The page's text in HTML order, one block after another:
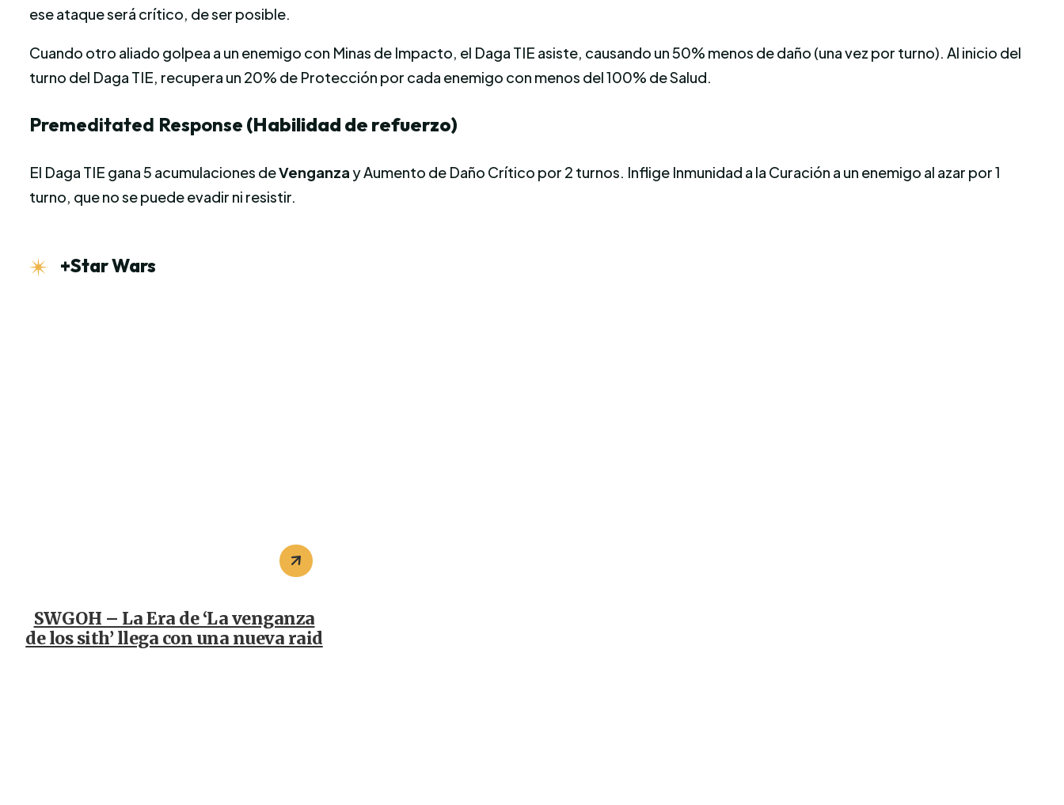
ese ataque será crítico, de ser posible.
Cuando otro aliado golpea a un enemigo con Minas de Impacto, el Daga TIE asiste, causando un 50% menos de daño (una vez por turno). Al inicio del
turno del Daga TIE, recupera un 20% de Protección por cada enemigo con menos del 100% de Salud.
Premeditated Response (Habilidad de refuerzo)
El Daga TIE gana 5 acumulaciones deVenganzay Aumento de Daño Crítico por 2 turnos. Inflige Inmunidad a la Curación a un enemigo al azar por 1
turno, que no se puede evadir ni resistir.
+Star Wars
SWGOH – La Era de ‘La venganza
de los sith’ llega con una nueva raid